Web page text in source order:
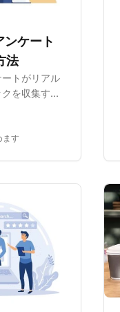
ンケート
法
トがリアル
を収集する
を発見し
め...
ます